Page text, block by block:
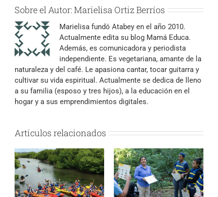
Sobre el Autor:Marielisa Ortiz Berríos
Marielisa fundó Atabey en el año 2010.
Actualmente edita su blog Mamá Educa.
Además, es comunicadora y periodista
independiente. Es vegetariana, amante de la
naturaleza y del café. Le apasiona cantar, tocar guitarra y
cultivar su vida espiritual. Actualmente se dedica de lleno
a su familia (esposo y tres hijos), a la educación en el
hogar y a sus emprendimientos digitales.
Artículos relacionados